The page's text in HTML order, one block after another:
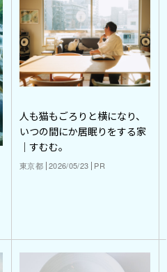
人も猫もごろりと横になり、
いつの間にか居眠りをする家
｜すむむ。
東京都 2026/05/23 PR